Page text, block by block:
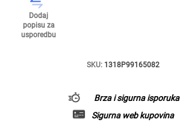
Dodaj
popisu za
usporedbu
SKU: 1318P99165082
Brza i sigurna isporuka
Sigurna web kupovina